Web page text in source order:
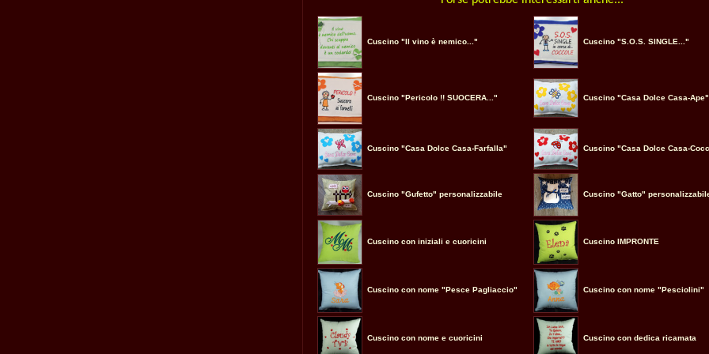
Cuscino "Il vino è nemico..." Cuscino "S.O.S. SINGLE..."
Cuscino "Pericolo !! SUOCERA..." Cuscino "Casa Dolce Casa-Ape"
Cuscino "Casa Dolce Casa-Farfalla" Cuscino "Casa Dolce Casa-
Cuscino "Gufetto" personalizzabile Cuscino "Gatto"
Cuscino con iniziali e cuoricini Cuscino IMPRONTE
Cuscino con nome "Pesce Pagliaccio" Cuscino con nome "Pesciolini"
Cuscino con nome e cuoricini Cuscino con dedica ricamata